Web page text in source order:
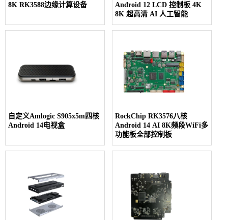
8K RK3588边缘计算设备
Android 12 LCD 控制板 4K
8K 超高清 AI 人工智能
自定义Amlogic S905x5m四核
Android 14电视盒
RockChip RK3576八核
Android 14 AI 8K频段WiFi多
功能板全部控制板